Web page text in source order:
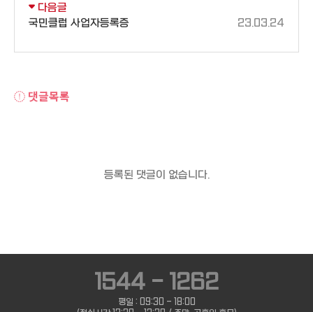
다음글
국민클럽 사업자등록증
23.03.24
댓글목록
등록된 댓글이 없습니다.
1544 - 1262
평일 : 09:30 - 18:00